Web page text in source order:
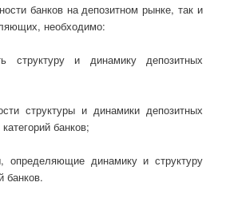
банков на депозитном рынке, так и
необходимо:
структуру и динамику депозитных
структуры и динамики депозитных
банков;
определяющие динамику и структуру
банков.